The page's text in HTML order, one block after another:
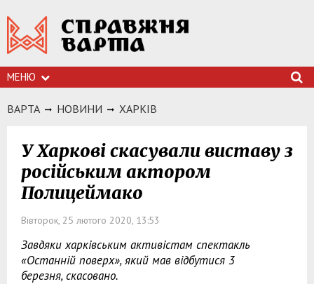
МЕНЮ
ВАРТА НОВИНИ ХАРКIВ
У Харкові скасували виставу з
російським актором
Полицеймако
Вівторок, 25 лютого 2020, 13:53
Завдяки харківським активістам спектакль
«Останній поверх», який мав відбутися 3
березня, скасовано.